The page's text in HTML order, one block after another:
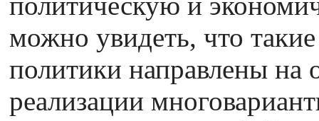
можно увидеть, что
политики направлены на
реализации